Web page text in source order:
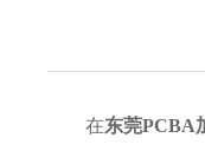
在东莞PCBA